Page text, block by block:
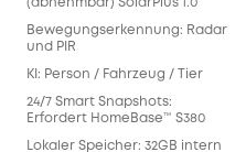
(abnehmbar) SolarPlus 1.0
Bewegungserkennung: Radar
und PIR
KI: Person / Fahrzeug / Tier
24/7 Smart Snapshots:
Erfordert HomeBase™ S380
Lokaler Speicher: 32GB intern